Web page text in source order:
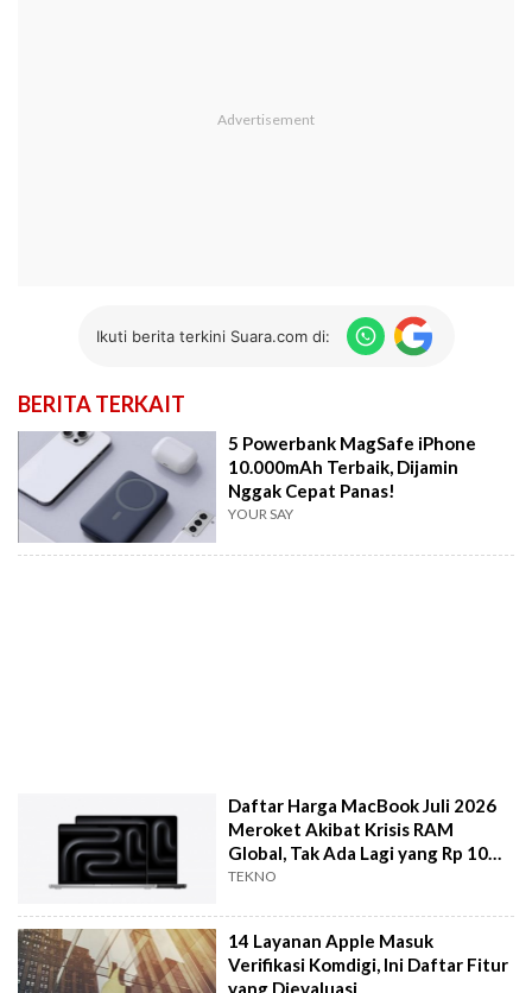
Ikuti berita terkini Suara.com di:
BERITA TERKAIT
5 Powerbank MagSafe iPhone
10.000mAh Terbaik, Dijamin
Nggak Cepat Panas!
YOUR SAY
Daftar Harga MacBook Juli 2026
Meroket Akibat Krisis RAM
Global, Tak Ada Lagi yang Rp 10
Jutaan
TEKNO
14 Layanan Apple Masuk
Verifikasi Komdigi, Ini Daftar Fitur
yang Dievaluasi